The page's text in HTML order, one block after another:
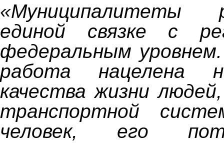
единой связке с
федеральным
работа нацелена
качества жизни
транспортной
человек, его